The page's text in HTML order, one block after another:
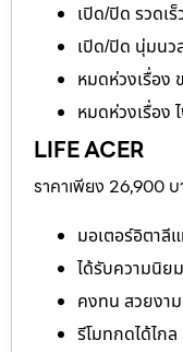
เปิด/ปิด รวดเร็
เปิด/ปิด นุ่มนว
หมดห่วงเรื่อง
หมดห่วงเรื่อง
LIFE ACER
ราคาเพียง 26,900
มอเตอร์อิตาลี
ได้รับความนิย
คงทน สวยงา
รีโมทกดได้ไก